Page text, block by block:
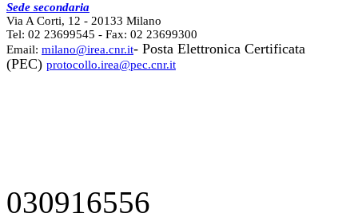
Sede secondaria
Via A Corti, 12 - 20133 Milano
Tel: 02 23699545 - Fax: 02 23699300
Email: milano@irea.cnr.it- Posta Elettronica Certificata
(PEC) protocollo.irea@pec.cnr.it
030916556